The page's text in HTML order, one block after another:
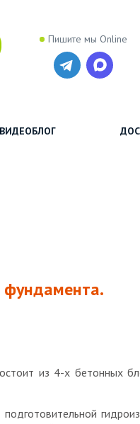
Пишите мы Online
ВИДЕОБЛОГ
фундамента.
из 4-х бетонных